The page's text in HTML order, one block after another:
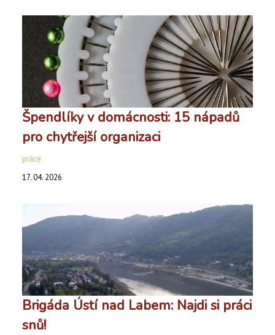
Špendlíky v domácnosti: 15 nápadů
pro chytřejší organizaci
práce
17. 04. 2026
Brigáda Ústí nad Labem: Najdi si práci
snů!